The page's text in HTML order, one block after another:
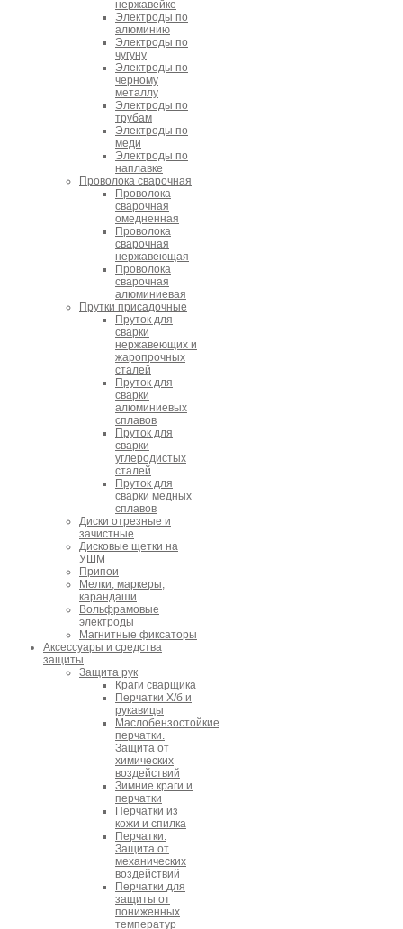
нержавейке
Электроды по
алюминию
Электроды по
чугуну
Электроды по
черному
металлу
Электроды по
трубам
Электроды по
меди
Электроды по
наплавке
Проволока сварочная
Проволока
сварочная
омедненная
Проволока
сварочная
нержавеющая
Проволока
сварочная
алюминиевая
Прутки присадочные
Пруток для
сварки
нержавеющих и
жаропрочных
сталей
Пруток для
сварки
алюминиевых
сплавов
Пруток для
сварки
углеродистых
сталей
Пруток для
сварки медных
сплавов
Диски отрезные и
зачистные
Дисковые щетки на
УШМ
Припои
Мелки, маркеры,
карандаши
Вольфрамовые
электроды
Магнитные фиксаторы
Аксессуары и средства
защиты
Защита рук
Краги сварщика
Перчатки Х/б и
рукавицы
Маслобензостойкие
перчатки.
Защита от
химических
воздействий
Зимние краги и
перчатки
Перчатки из
кожи и спилка
Перчатки.
Защита от
механических
воздействий
Перчатки для
защиты от
пониженных
температур